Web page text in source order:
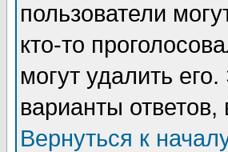
пользователи
кто-то
могут удалить
варианты
Вернуться к